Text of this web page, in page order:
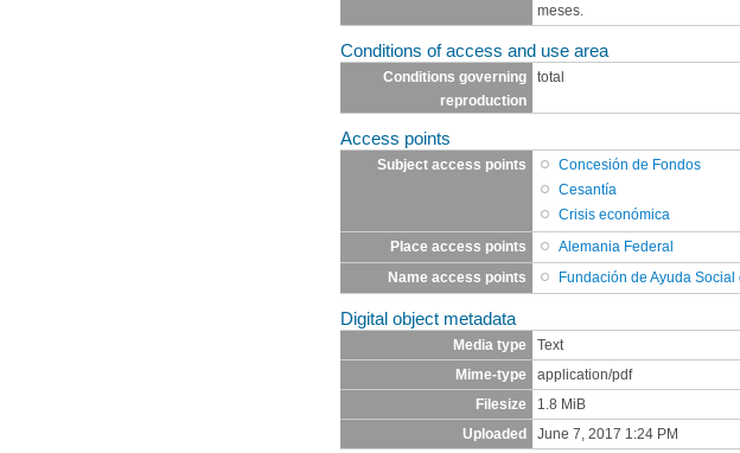
meses.
Conditions of access and use area
Conditions governing
reproduction
total
Access points
Subject access points
Concesión de Fondos
Cesantía
Crisis económica
Place access points
Alemania Federal
Name access points
Fundación de Ayuda
Digital object metadata
Media type
Text
Mime-type
application/pdf
Filesize
1.8 MiB
Uploaded
June 7, 2017 1:24 PM